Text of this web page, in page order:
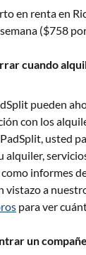
en renta en
($758
cuando
pueden
con los
usted
alquiler,
informes
vistazo a
para ver
un